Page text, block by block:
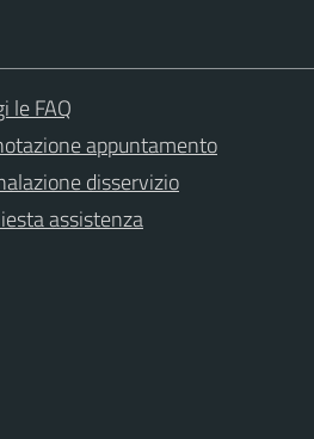
le FAQ
appuntamento
disservizio
assistenza